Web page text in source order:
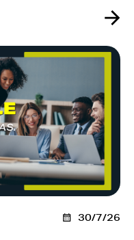
30/7/26